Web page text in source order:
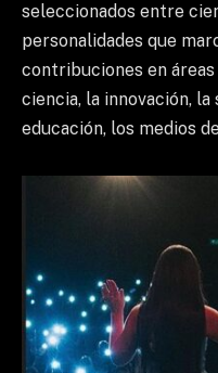
seleccionados entre
personalidades que
contribuciones en
ciencia, la innovación,
educación, los medios